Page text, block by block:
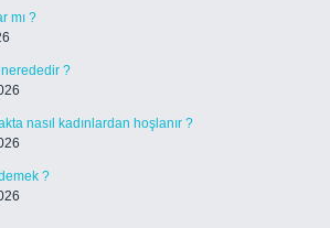
mı ?
?
nasıl kadınlardan hoşlanır ?
?